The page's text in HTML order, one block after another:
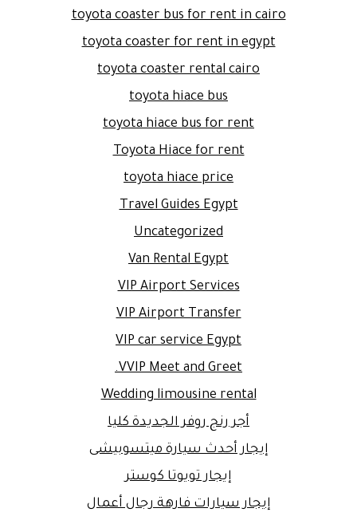
toyota coaster bus for rent in cairo
toyota coaster for rent in egypt
toyota coaster rental cairo
toyota hiace bus
toyota hiace bus for rent
Toyota Hiace for rent
toyota hiace price
Travel Guides Egypt
Uncategorized
Van Rental Egypt
VIP Airport Services
VIP Airport Transfer
VIP car service Egypt
VVIP Meet and Greet.
Wedding limousine rental
أجر رنج روفر الجديدة كليا
إيجار أحدث سيارة ميتسوبيشى
إيجار تويوتا كوستر
إيجار سيارات فارهة رجال أعمال